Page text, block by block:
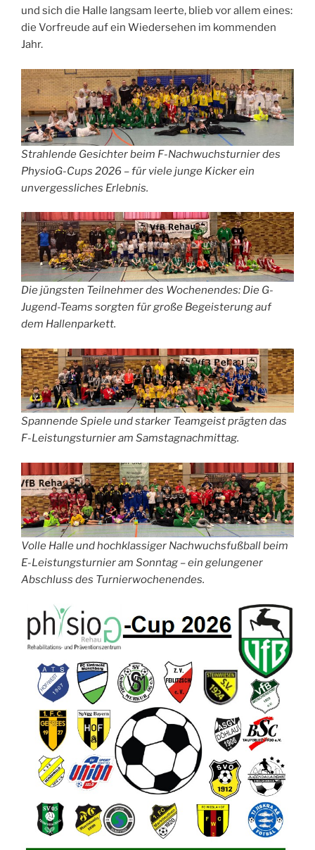
und sich die Halle langsam leerte, blieb vor allem eines:
die Vorfreude auf ein Wiedersehen im kommenden
Jahr.
Strahlende Gesichter beim F-Nachwuchsturnier des
PhysioG-Cups 2026 – für viele junge Kicker ein
unvergessliches Erlebnis.
Die jüngsten Teilnehmer des Wochenendes: Die G-
Jugend-Teams sorgten für große Begeisterung auf
dem Hallenparkett.
Spannende Spiele und starker Teamgeist prägten das
F-Leistungsturnier am Samstagnachmittag.
Volle Halle und hochklassiger Nachwuchsfußball beim
E-Leistungsturnier am Sonntag – ein gelungener
Abschluss des Turnierwochenendes.